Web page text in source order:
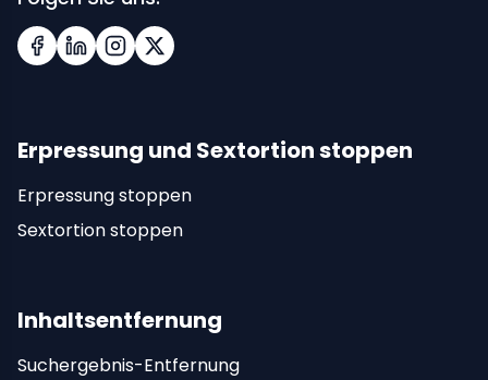
Facebook
LinkedInInstagramX (Twitter)
Erpressung und Sextortion stoppen
Erpressung stoppen
Sextortion stoppen
Inhaltsentfernung
Suchergebnis-Entfernung